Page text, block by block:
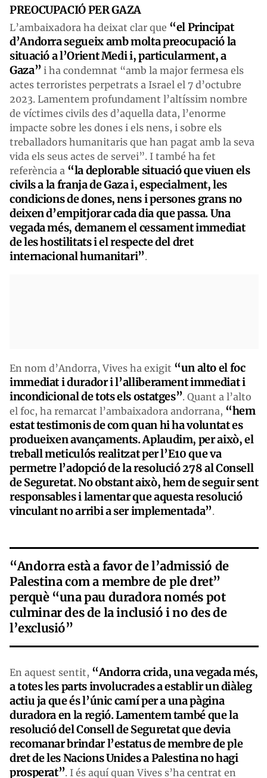
PREOCUPACIÓ PER GAZA
L’ambaixadora ha deixat clar que “el Principat
d’Andorra segueix amb molta preocupació la
situació a l’Orient Medi i, particularment, a
Gaza” i ha condemnat “amb la major fermesa els
actes terroristes perpetrats a Israel el 7 d’octubre
2023. Lamentem profundament l’altíssim nombre
de víctimes civils des d’aquella data, l’enorme
impacte sobre les dones i els nens, i sobre els
treballadors humanitaris que han pagat amb la seva
vida els seus actes de servei”. I també ha fet
referència a “la deplorable situació que viuen els
civils a la franja de Gaza i, especialment, les
condicions de dones, nens i persones grans no
deixen d’empitjorar cada dia que passa. Una
vegada més, demanem el cessament immediat
de les hostilitats i el respecte del dret
internacional humanitari”.
En nom d’Andorra, Vives ha exigit “un alto el foc
immediat i durador i l’alliberament immediat i
incondicional de tots els ostatges”. Quant a l’alto
el foc, ha remarcat l’ambaixadora andorrana, “hem
estat testimonis de com quan hi ha voluntat es
produeixen avançaments. Aplaudim, per això, el
treball meticulós realitzat per l’E10 que va
permetre l’adopció de la resolució 278 al Consell
de Seguretat. No obstant això, hem de seguir sent
responsables i lamentar que aquesta resolució
vinculant no arribi a ser implementada”.
“Andorra està a favor de l’admissió de
Palestina com a membre de ple dret”
perquè “una pau duradora només pot
culminar des de la inclusió i no des de
l’exclusió”
En aquest sentit, “Andorra crida, una vegada més,
a totes les parts involucrades a establir un diàleg
actiu ja que és l’únic camí per a una pàgina
duradora en la regió. Lamentem també que la
resolució del Consell de Seguretat que devia
recomanar brindar l’estatus de membre de ple
dret de les Nacions Unides a Palestina no hagi
prosperat”. I és aquí quan Vives s’ha centrat en